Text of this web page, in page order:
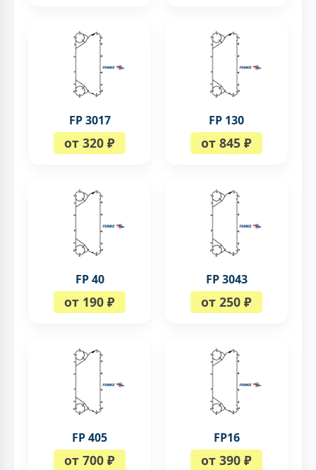
FP 3017
от 320 ₽
FP 130
от 845 ₽
FP 40
от 190 ₽
FP 3043
от 250 ₽
FP 405
от 700 ₽
FP16
от 390 ₽